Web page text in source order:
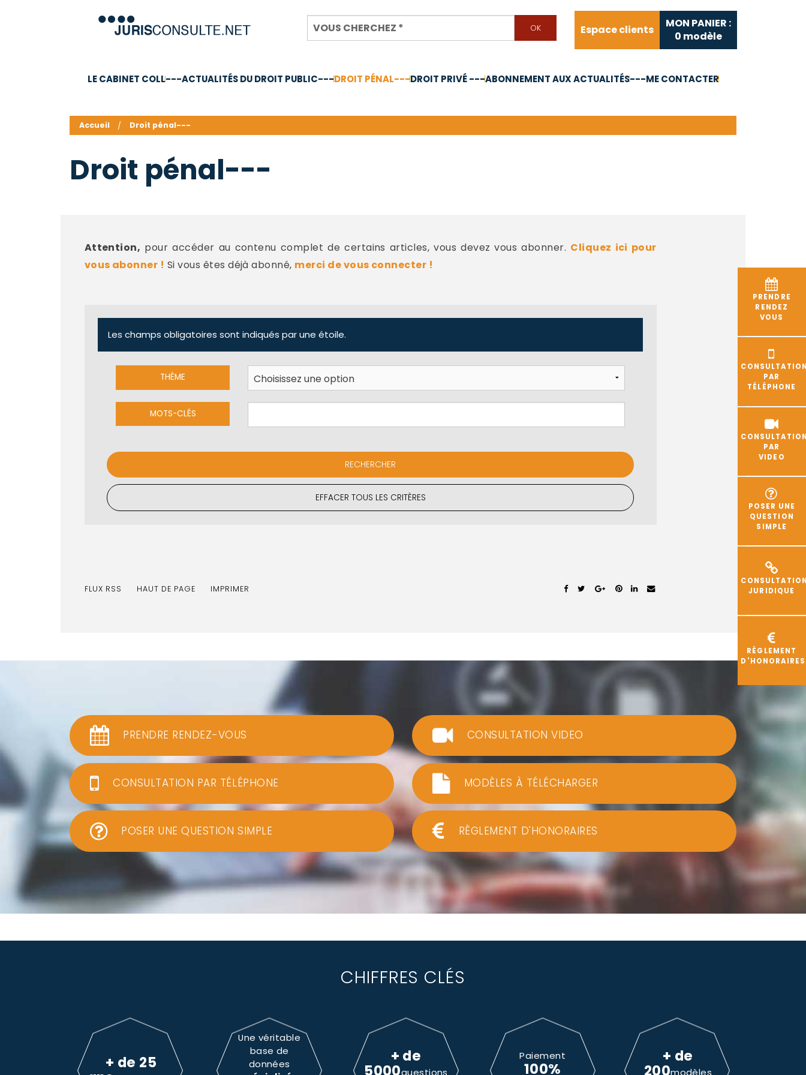
Espace clients
MON PANIER :
0 modèle
LE CABINET COLL---ACTUALITÉS DU DROIT PUBLIC---DROIT PÉNAL---DROIT PRIVÉ ---ABONNEMENT AUX ACTUALITÉS---ME CONTACTER
PRENDRE
RENDEZ
VOUS
PAR
TÉLÉPHONE
PAR
VIDEO
POSER UNE
QUESTION
SIMPLE
JURIDIQUE
RÈGLEMENT
D'HONORAIRES
Accueil Droit pénal---
Droit pénal---
Attention, pour accéder au contenu complet de certains articles, vous devez vous abonner. Cliquez ici pour
vous abonner ! Si vous êtes déjà abonné, merci de vous connecter !
Les champs obligatoires sont indiqués par une étoile.
THÈME
MOTS-CLÉS
EFFACER TOUS LES CRITÈRES
FLUX RSS HAUT DE PAGE IMPRIMER
PRENDRE RENDEZ-VOUS
CONSULTATION PAR TÉLÉPHONE
POSER UNE QUESTION SIMPLE
CONSULTATION VIDEO
MODÈLES À TÉLÉCHARGER
RÈGLEMENT D'HONORAIRES
CHIFFRES CLÉS
+ de 25
Une véritable
base de
données
+ de
5000questions
Paiement
100%
+ de
200modèles